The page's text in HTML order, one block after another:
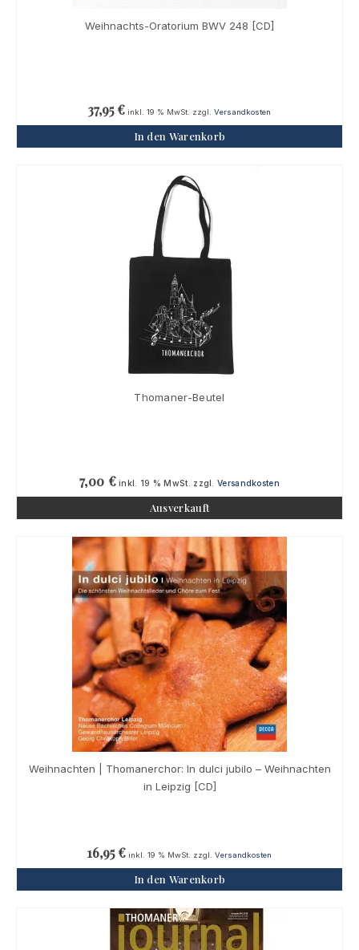
Weihnachts-Oratorium BWV 248 [CD]
37,95€ inkl. 19 % MwSt. zzgl. Versandkosten
In den Warenkorb
Thomaner-Beutel
7,00 € inkl. 19 % MwSt. zzgl.Versandkosten
Ausverkauft
Weihnachten | Thomanerchor: In dulci jubilo – Weihnachten
in Leipzig [CD]
16,95€ inkl. 19 % MwSt. zzgl. Versandkosten
In den Warenkorb